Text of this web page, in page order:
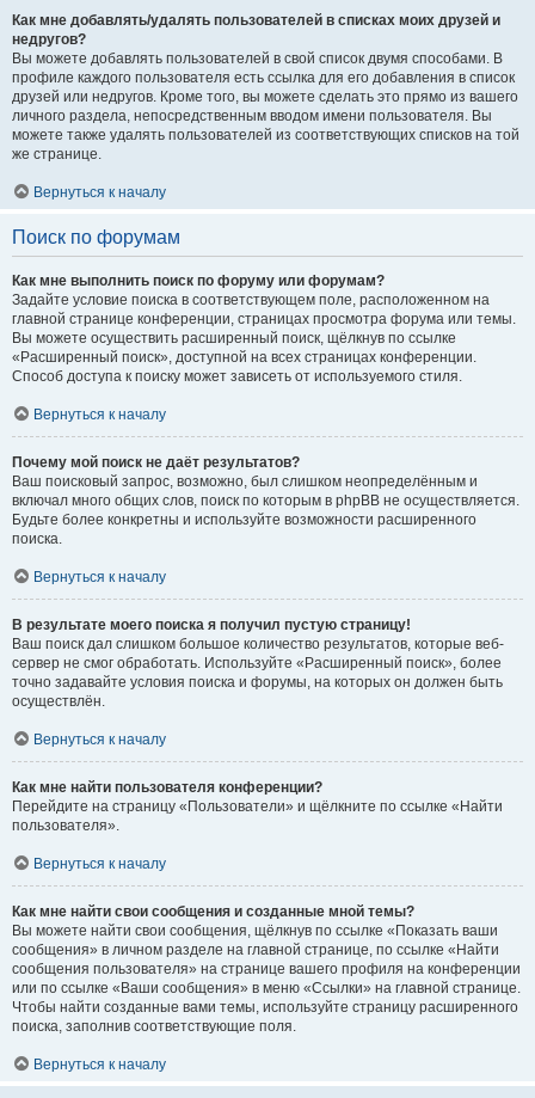
Как мне добавлять/удалять пользователей в списках моих друзей и
недругов?
Вы можете добавлять пользователей в свой список двумя способами. В
профиле каждого пользователя есть ссылка для его добавления в список
друзей или недругов. Кроме того, вы можете сделать это прямо из вашего
личного раздела, непосредственным вводом имени пользователя. Вы
можете также удалять пользователей из соответствующих списков на той
же странице.
Вернуться к началу
Поиск по форумам
Как мне выполнить поиск по форуму или форумам?
Задайте условие поиска в соответствующем поле, расположенном на
главной странице конференции, страницах просмотра форума или темы.
Вы можете осуществить расширенный поиск, щёлкнув по ссылке
«Расширенный поиск», доступной на всех страницах конференции.
Способ доступа к поиску может зависеть от используемого стиля.
Вернуться к началу
Почему мой поиск не даёт результатов?
Ваш поисковый запрос, возможно, был слишком неопределённым и
включал много общих слов, поиск по которым в phpBB не осуществляется.
Будьте более конкретны и используйте возможности расширенного
поиска.
Вернуться к началу
В результате моего поиска я получил пустую страницу!
Ваш поиск дал слишком большое количество результатов, которые веб-
сервер не смог обработать. Используйте «Расширенный поиск», более
точно задавайте условия поиска и форумы, на которых он должен быть
осуществлён.
Вернуться к началу
Как мне найти пользователя конференции?
Перейдите на страницу «Пользователи» и щёлкните по ссылке «Найти
пользователя».
Вернуться к началу
Как мне найти свои сообщения и созданные мной темы?
Вы можете найти свои сообщения, щёлкнув по ссылке «Показать ваши
сообщения» в личном разделе на главной странице, по ссылке «Найти
сообщения пользователя» на странице вашего профиля на конференции
или по ссылке «Ваши сообщения» в меню «Ссылки» на главной странице.
Чтобы найти созданные вами темы, используйте страницу расширенного
поиска, заполнив соответствующие поля.
Вернуться к началу